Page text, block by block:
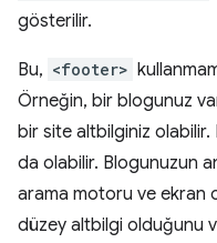
gösterilir.
Bu, <footer>
Örneğin, bir blogunuz
bir site altbilginiz olabilir.
da olabilir. Blogunuzun
arama motoru ve ekran
düzey altbilgi olduğunu